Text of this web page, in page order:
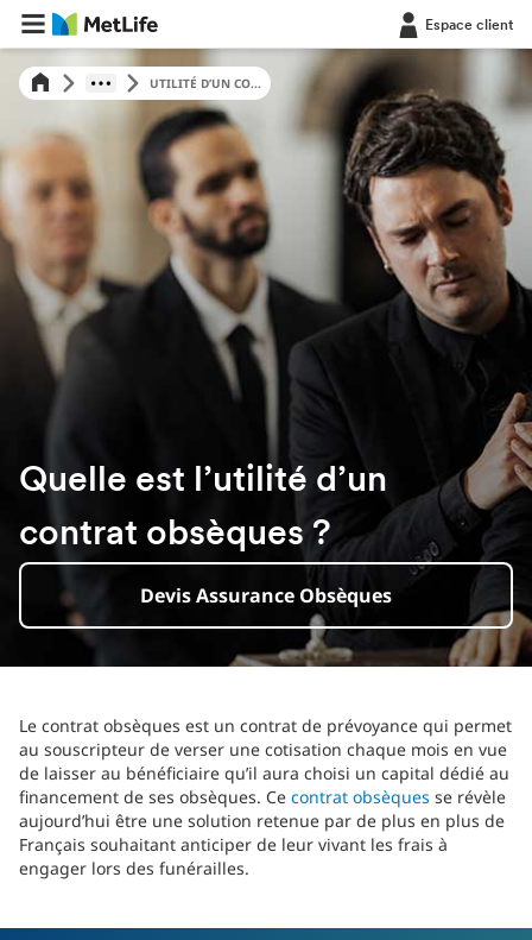
Espace client
UTILITÉ D’UN CO...
Quelle est l’utilité d’un
contrat obsèques ?
Devis Assurance Obsèques
Le contrat obsèques est un contrat de prévoyance qui permet
au souscripteur de verser une cotisation chaque mois en vue
de laisser au bénéficiaire qu’il aura choisi un capital dédié au
financement de ses obsèques. Ce contrat obsèques se révèle
aujourd’hui être une solution retenue par de plus en plus de
Français souhaitant anticiper de leur vivant les frais à
engager lors des funérailles.